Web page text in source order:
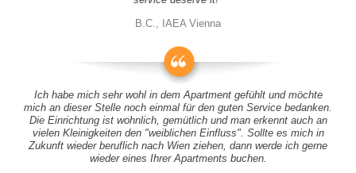
B.C., IAEA Vienna
Ich habe mich sehr wohl in dem Apartment gefühlt und möchte
mich an dieser Stelle noch einmal für den guten Service bedanken.
Die Einrichtung ist wohnlich, gemütlich und man erkennt auch an
vielen Kleinigkeiten den "weiblichen Einfluss". Sollte es mich in
Zukunft wieder beruflich nach Wien ziehen, dann werde ich gerne
wieder eines Ihrer Apartments buchen.